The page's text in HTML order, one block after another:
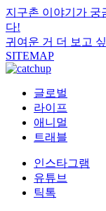
지구촌 이야기가 궁
다!
귀여운 거 더 보고
SITEMAP
글로벌
라이프
애니멀
트래블
인스타그램
유튜브
틱톡